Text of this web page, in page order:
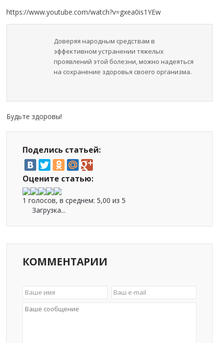
https://www.youtube.com/watch?v=gxea0is1YEw
Доверяя народным средствам в
эффективном устранении тяжелых
проявлений этой болезни, можно надеяться
на сохранение здоровья своего организма.
Будьте здоровы!
Поделись статьей:
Оцените статью:
1 голосов, в среднем:5,00 из 5
Загрузка...
КОММЕНТАРИИ